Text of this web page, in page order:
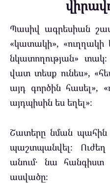
Պասիվ ագրեսիան
«կատակի», «ուղղակի
նկատողության»
վատ տեսք ունես»,
այդ գործին հասել»,
այդպիսին ես եղել»։
Շատերը նման պահին
պաշտպանվել։
անում․ նա հանգիստ
ասվածը։